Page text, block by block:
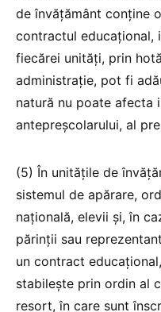
de învățământ conține
contractul educațional,
fiecărei unități, prin
administrație, pot fi
natură nu poate afecta
antepreșcolarului, al
(5) În unitățile de
sistemul de apărare,
națională, elevii și, în
părinții sau
un contract
stabilește prin ordin al
resort, în care sunt